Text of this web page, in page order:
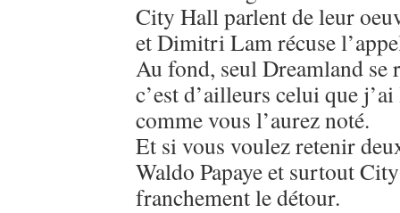
City Hall parlent de leur
et Dimitri Lam récuse
Au fond, seul Dreamland se
c’est d’ailleurs celui que
comme vous l’aurez noté.
Et si vous voulez retenir
Waldo Papaye et surtout
franchement le détour.